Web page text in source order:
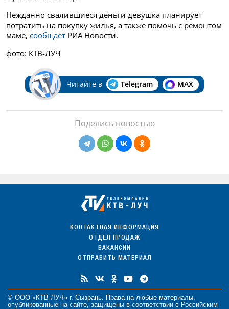
Нежданно свалившиеся деньги девушка планирует
потратить на покупку жилья, а также помочь с ремонтом
маме, сообщает РИА Новости.
фото: КТВ-ЛУЧ
Читайте в Telegram MAX
Поделись новостью
КОНТАКТНАЯ ИНФОРМАЦИЯ
ОТДЕЛ ПРОДАЖ
ВАКАНСИИ
ОТПРАВИТЬ МАТЕРИАЛ
© ООО «КТВ-ЛУЧ» г. Сызрань. Права на любые материалы,
опубликованные на сайте, защищены в соответствии с Российским